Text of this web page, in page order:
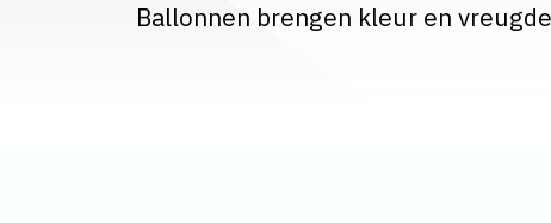
Ballonnen brengen kleur en